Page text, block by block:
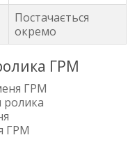
Постачається
окремо
ГРМ
ГРМ
ролика
ГРМ